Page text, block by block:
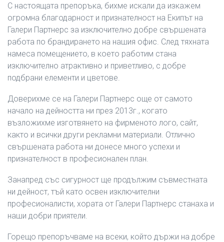
С настоящата препоръка, бихме искали да изкажем
огромна благодарност и признателност на Екипът на
Галери Партнерс за изключително добре свършената
работа по брандирането на нашия офис. След тяхната
намеса помещението, в което работим стана
изключително атрактивно и приветливо, с добре
подбрани елементи и цветове.
Доверихме се на Галери Партнерс още от самото
начало на дейността ни през 2013г., когато
възложихме изготвянето на фирменото лого, сайт,
както и всички други рекламни материали. Отлично
свършената работа ни донесе много успехи и
признателност в професионален план.
Занапред със сигурност ще продължим съвместната
ни дейност, тъй като освен изключителни
професионалисти, хората от Галери Партнерс станаха и
наши добри приятели.
Горещо препоръчваме на всеки, който държи на добре